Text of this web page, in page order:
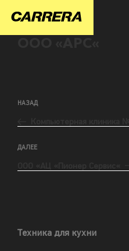
НАЗАД
ДАЛЕЕ
Техника для кухни